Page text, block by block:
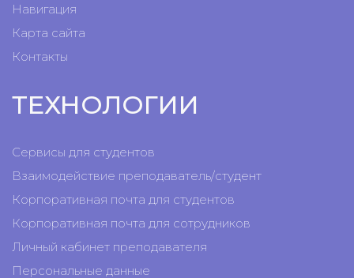
Навигация
Карта сайта
Контакты
ТЕХНОЛОГИИ
Сервисы для студентов
Взаимодействие преподаватель/студент
Корпоративная почта для студентов
Корпоративная почта для сотрудников
Личный кабинет преподавателя
Персональные данные